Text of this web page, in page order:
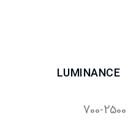
LUMINANCE
700-2500